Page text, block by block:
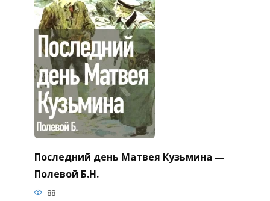
Последний день Матвея Кузьмина —
Полевой Б.Н.
88